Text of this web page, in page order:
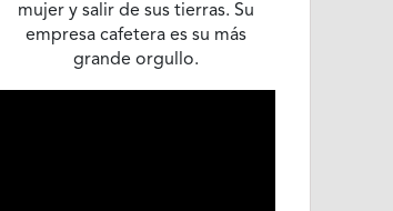
mujer y salir de sus tierras. Su
empresa cafetera es su más
grande orgullo.